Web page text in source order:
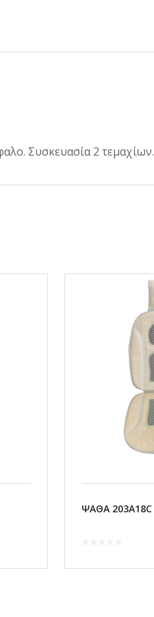
Συσκευασία 2 τεμαχίων.
ΨΑΘΑ 203A18C